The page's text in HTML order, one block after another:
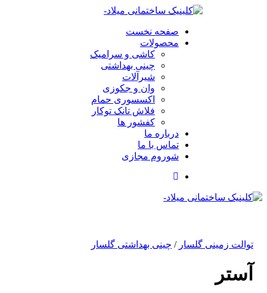
صفحه نخست
محصولات
کاشی و سرامیک
چینی بهداشتی
شیرآلات
وان و جکوزی
اکسسوری حمام
فلاش تانک توکار
کفشور ها
درباره ما
تماس با ما
شوروم مجازی
توالت زمینی گلسار / چینی بهداشتی گلسار
آستر